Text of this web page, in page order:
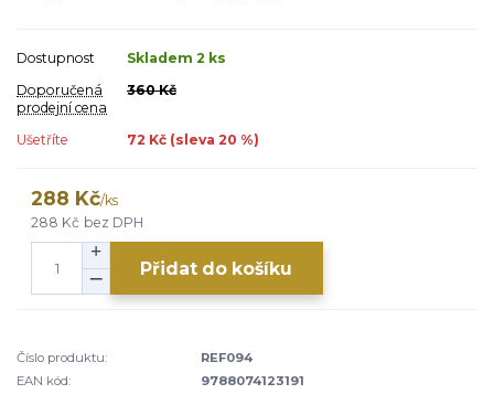
Dostupnost
Skladem 2 ks
Doporučená
prodejní cena
360 Kč
Ušetříte 72 Kč (sleva 20 %)
288 Kč/ks
288 Kč bez DPH
Přidat do košíku
Číslo produktu:
REF094
EAN kód:
9788074123191